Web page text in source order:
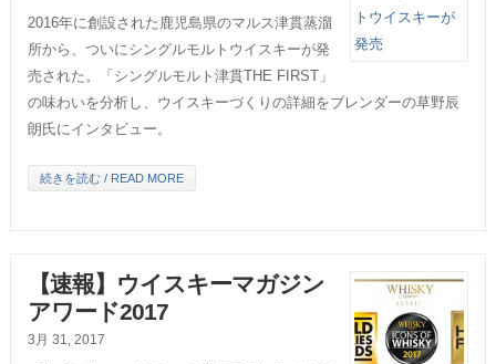
2016年に創設された鹿児島県のマルス津貫蒸溜
所から、ついにシングルモルトウイスキーが発
売された。「シングルモルト津貫THE FIRST」
の味わいを分析し、ウイスキーづくりの詳細をブレンダーの草野辰
朗氏にインタビュー。
続きを読む / READ MORE
【速報】ウイスキーマガジン
アワード2017
3月 31, 2017